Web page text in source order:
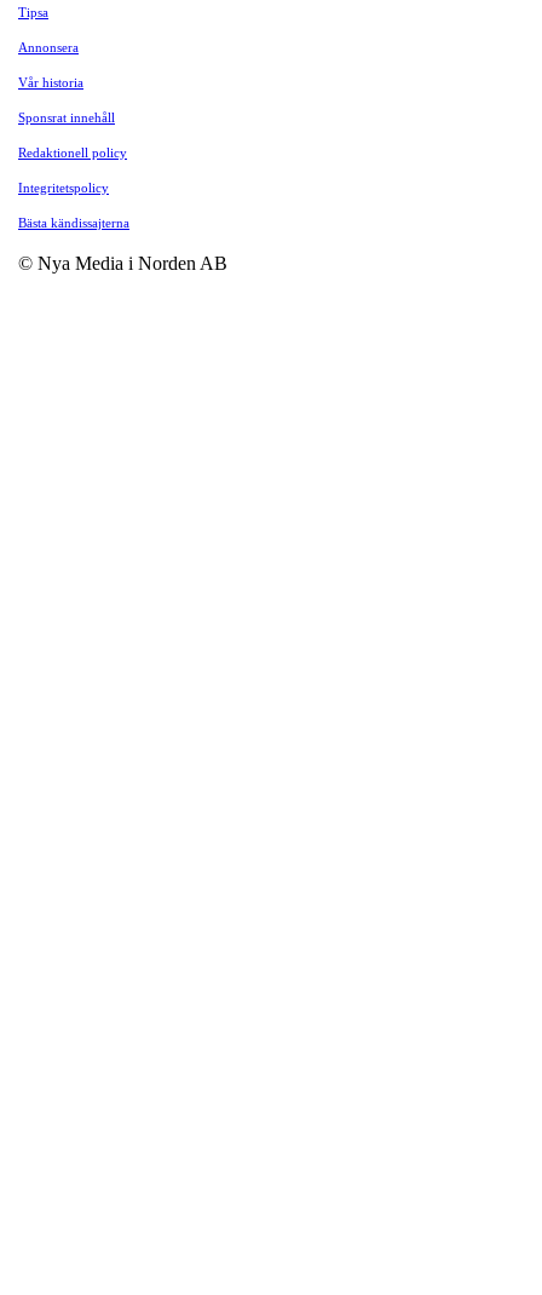
Tipsa
Annonsera
Vår historia
Sponsrat innehåll
Redaktionell policy
Integritetspolicy
Bästa kändissajterna
© Nya Media i Norden AB